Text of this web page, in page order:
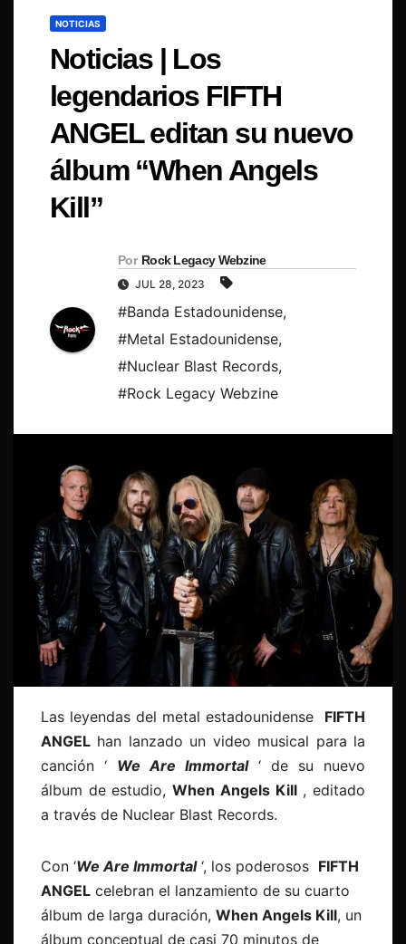
NOTICIAS
Noticias | Los
legendarios FIFTH
ANGEL editan su nuevo
álbum “When Angels
Kill”
Por Rock Legacy Webzine
JUL 28, 2023
#Banda Estadounidense,
#Metal Estadounidense,
#Nuclear Blast Records,
#Rock Legacy Webzine
Las leyendas del metal estadounidense FIFTH
ANGEL han lanzado un video musical para la
canción ‘ We Are Immortal‘ de su nuevo
álbum de estudio,When Angels Kill, editado
a través de Nuclear Blast Records.
Con ‘We Are Immortal‘, los poderosos FIFTH
ANGEL celebran el lanzamiento de su cuarto
álbum de larga duración, When Angels Kill, un
álbum conceptual de casi 70 minutos de